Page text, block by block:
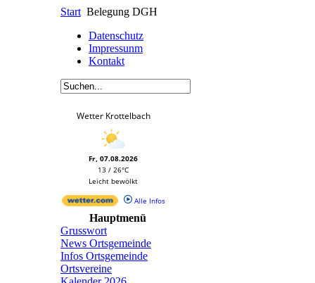
Start Belegung DGH
Datenschutz
Impressunm
Kontakt
Wetter Krottelbach
Fr, 07.08.2026
13 / 26°C
Leicht bewölkt
Alle Infos
Hauptmenü
Grusswort
News Ortsgemeinde
Infos Ortsgemeinde
Ortsvereine